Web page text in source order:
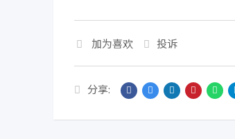
加为喜欢 投诉
分享: